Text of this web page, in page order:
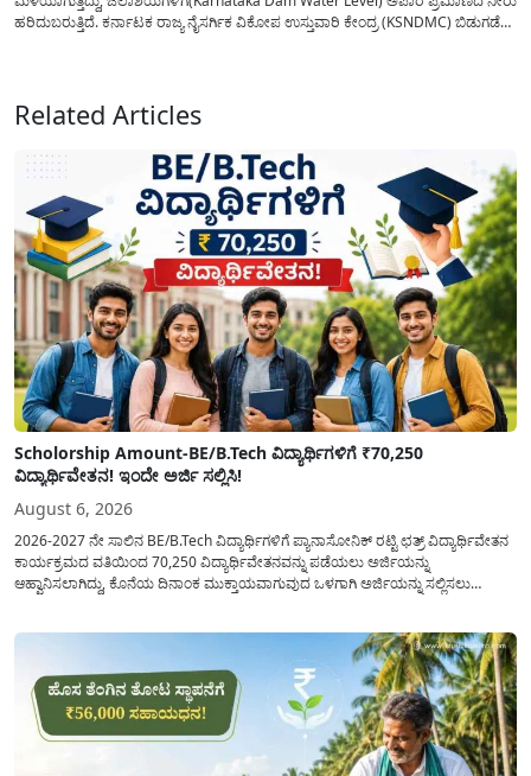
ಹರಿದುಬರುತ್ತಿದೆ. ಕರ್ನಾಟಕ ರಾಜ್ಯ ನೈಸರ್ಗಿಕ ವಿಕೋಪ ಉಸ್ತುವಾರಿ ಕೇಂದ್ರ (KSNDMC) ಬಿಡುಗಡೆ
Related Articles
Scholorship Amount-BE/B.Tech ವಿದ್ಯಾರ್ಥಿಗಳಿಗೆ ₹70,250
ವಿದ್ಯಾರ್ಥಿವೇತನ! ಇಂದೇ ಅರ್ಜಿ ಸಲ್ಲಿಸಿ!
August 6, 2026
2026-2027 ನೇ ಸಾಲಿನ BE/B.Tech ವಿದ್ಯಾರ್ಥಿಗಳಿಗೆ ಪ್ಯಾನಾಸೋನಿಕ್ ರಟ್ಟಿ ಛತ್ರ್ ವಿದ್ಯಾರ್ಥಿವೇತನ
ಕಾರ್ಯಕ್ರಮದ ವತಿಯಿಂದ 70,250 ವಿದ್ಯಾರ್ಥಿವೇತನವನ್ನು ಪಡೆಯಲು ಅರ್ಜಿಯನ್ನು
ಆಹ್ವಾನಿಸಲಾಗಿದ್ದು, ಕೊನೆಯ ದಿನಾಂಕ ಮುಕ್ತಾಯವಾಗುವುದ ಒಳಗಾಗಿ ಅರ್ಜಿಯನ್ನು ಸಲ್ಲಿಸಲು